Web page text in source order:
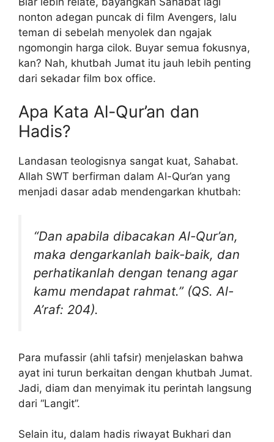
nonton adegan puncak di film Avengers, lalu
teman di sebelah menyolek dan ngajak
ngomongin harga cilok. Buyar semua fokusnya,
kan? Nah, khutbah Jumat itu jauh lebih penting
dari sekadar film box office.
Apa Kata Al-Qur’an dan
Hadis?
Landasan teologisnya sangat kuat, Sahabat.
Allah SWT berfirman dalam Al-Qur’an yang
menjadi dasar adab mendengarkan khutbah:
“Dan apabila dibacakan Al-Qur’an,
maka dengarkanlah baik-baik, dan
perhatikanlah dengan tenang agar
kamu mendapat rahmat.” (QS. Al-
A’raf: 204).
Para mufassir (ahli tafsir) menjelaskan bahwa
ayat ini turun berkaitan dengan khutbah Jumat.
Jadi, diam dan menyimak itu perintah langsung
dari “Langit”.
Selain itu, dalam hadis riwayat Bukhari dan